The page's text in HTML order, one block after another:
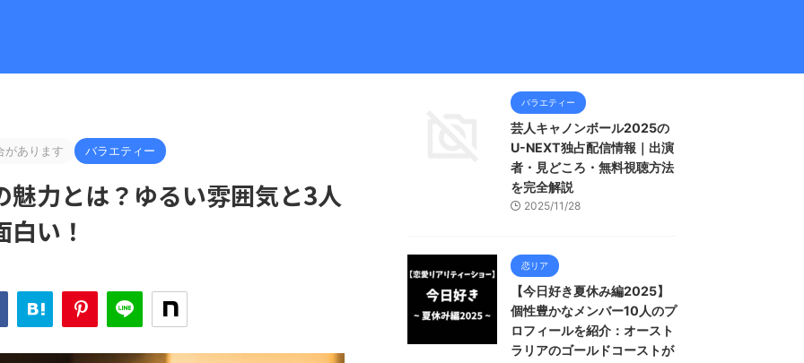
があります バラエティー
魅力とは？ゆるい雰囲気と3人
い！
バラエティー
芸人キャノンボール2025の
U-NEXT独占配信情報｜出演
者・見どころ・無料視聴方法
を完全解説
2025/11/28
恋リア
【今日好き夏休み編2025】
個性豊かなメンバー10人のプ
ロフィールを紹介：オースト
ラリアのゴールドコーストが